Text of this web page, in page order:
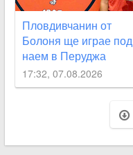
Пловдивчанин от
Болоня ще играе под
наем в Перуджа
17:32, 07.08.2026